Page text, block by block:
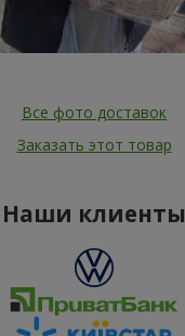
Все фото доставок
Заказать этот товар
Наши клиенты